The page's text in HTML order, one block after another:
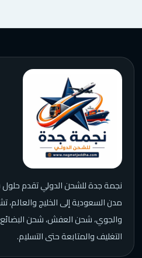
نجمة جدة للشحن الدولي تقدم
مدن السعودية إلى الخليج والعالم،
والجوي، شحن العفش، شحن
التغليف والمتابعة حتى التسليم.